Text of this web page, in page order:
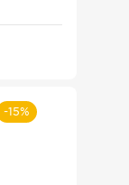
-15%